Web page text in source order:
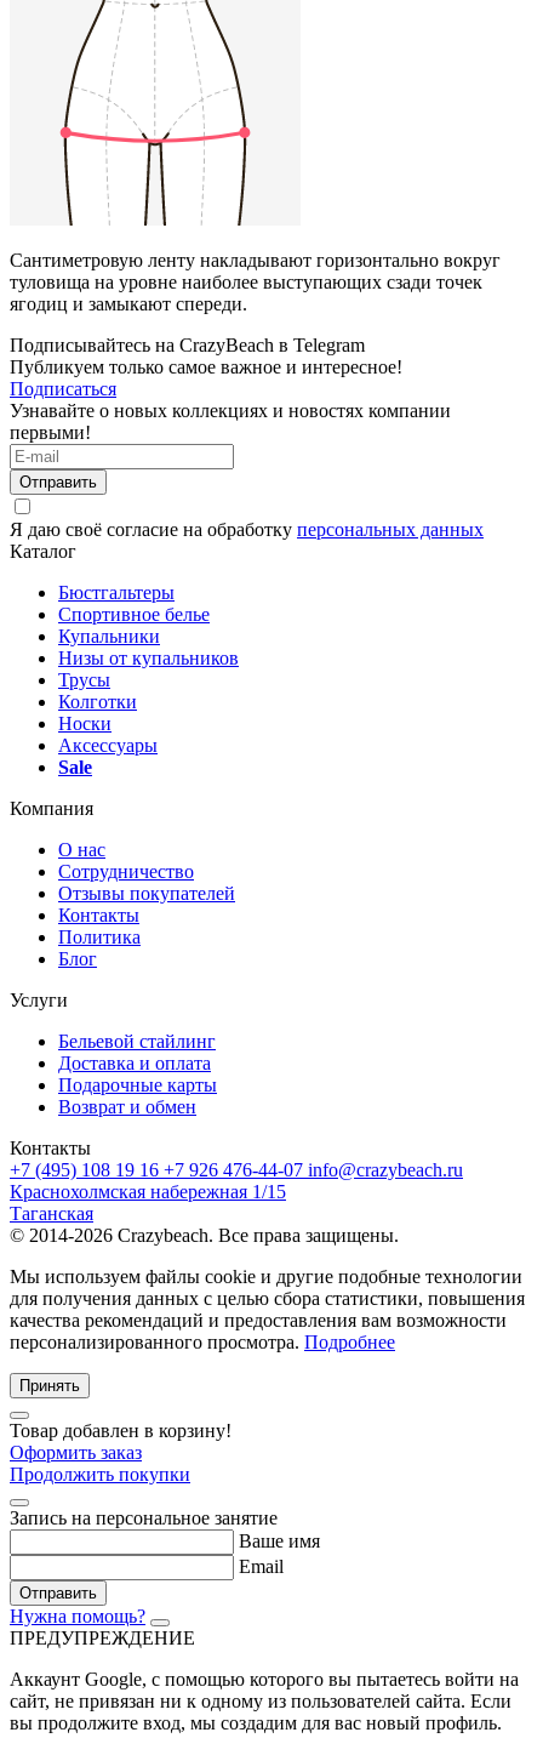
Сантиметровую ленту накладывают горизонтально вокруг
туловища на уровне наиболее выступающих сзади точек
ягодиц и замыкают спереди.
Подписывайтесь на CrazyBeach в Telegram
Публикуем только самое важное и интересное!
Подписаться
Узнавайте о новых коллекциях и новостях компании
первыми!
Отправить
Я даю своё согласие на обработку персональных данных
Каталог
Бюстгальтеры
Спортивное белье
Купальники
Низы от купальников
Трусы
Колготки
Носки
Аксессуары
Sale
Компания
О нас
Сотрудничество
Отзывы покупателей
Контакты
Политика
Блог
Услуги
Бельевой стайлинг
Доставка и оплата
Подарочные карты
Возврат и обмен
Контакты
+7 (495) 108 19 16 +7 926 476-44-07 info@crazybeach.ru
Краснохолмская набережная 1/15
Таганская
© 2014-2026 Crazybeach. Все права защищены.
Мы используем файлы cookie и другие подобные технологии
для получения данных с целью сбора статистики, повышения
качества рекомендаций и предоставления вам возможности
персонализированного просмотра. Подробнее
Принять
Товар добавлен в корзину!
Оформить заказ
Продолжить покупки
Запись на персональное занятие
Ваше имя
Email
Отправить
Нужна помощь?
ПРЕДУПРЕЖДЕНИЕ
Аккаунт Google, с помощью которого вы пытаетесь войти на
сайт, не привязан ни к одному из пользователей сайта. Если
вы продолжите вход, мы создадим для вас новый профиль.